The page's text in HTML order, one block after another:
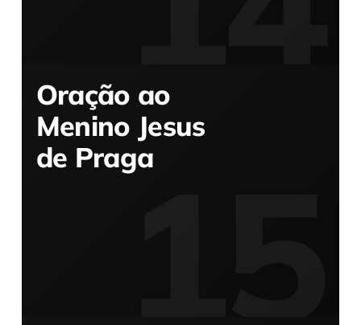
Oração ao
Menino Jesus
de Praga